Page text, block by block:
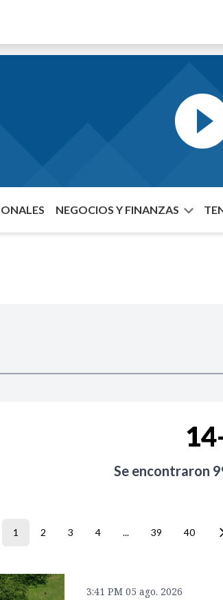
NEGOCIOS Y FINANZAS
Se encontraron
1 2 3 4 ... 39 40
3:41 PM 05 ago. 2026